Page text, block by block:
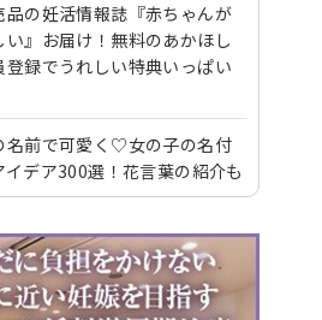
品の妊活情報誌『赤ちゃんが
い』お届け！無料のあかほし
登録でうれしい特典いっぱい
名前で可愛く♡女の子の名付
イデア300選！花言葉の紹介も